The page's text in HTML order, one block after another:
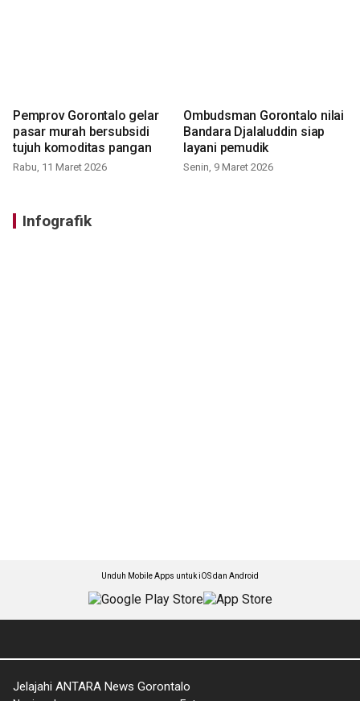
Pemprov Gorontalo gelar
pasar murah bersubsidi
tujuh komoditas pangan
Rabu, 11 Maret 2026
Ombudsman Gorontalo nilai
Bandara Djalaluddin siap
layani pemudik
Senin, 9 Maret 2026
Infografik
Unduh Mobile Apps untuk iOS dan Android
Jelajahi ANTARA News Gorontalo